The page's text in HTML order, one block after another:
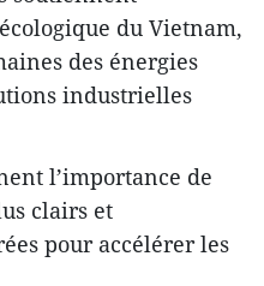
du Vietnam,
des énergies
industrielles
l’importance de
clairs et
pour accélérer les